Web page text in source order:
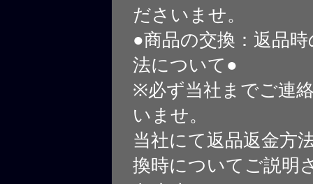
ださいませ。
●商品の交換：返品
法について●
※必ず当社までご連
いませ。
当社にて返品返金方
換時についてご説明